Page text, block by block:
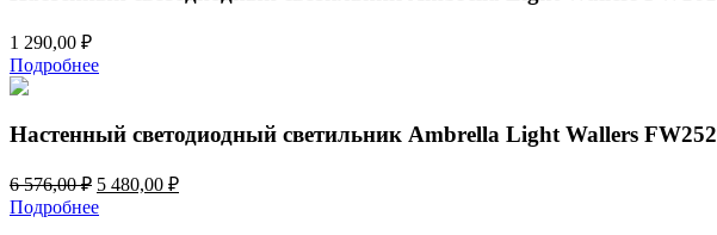
1 290,00 ₽
Подробнее
Настенный светодиодный светильник Ambrella Light Wallers FW252
6 576,00₽ Первоначальная
цена
составляла
5 480,00 ₽Текущая
Подробнее